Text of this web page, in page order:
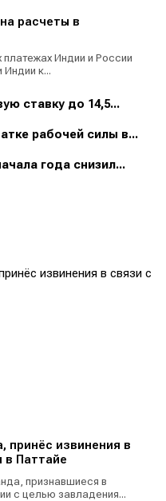
расчеты в
платежах Индии и России
к...
ставку до 14,5...
рабочей силы в...
года снизил...
принёс извинения в
в Паттайе
признавшиеся в
с целью завладения...